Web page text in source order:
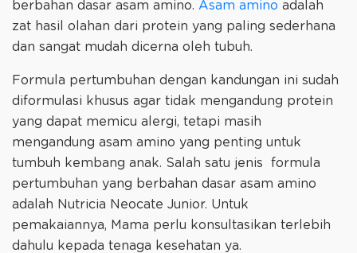
berbahan dasar asam amino. Asam amino adalah
zat hasil olahan dari protein yang paling sederhana
dan sangat mudah dicerna oleh tubuh.
Formula pertumbuhan dengan kandungan ini sudah
diformulasi khusus agar tidak mengandung protein
yang dapat memicu alergi, tetapi masih
mengandung asam amino yang penting untuk
tumbuh kembang anak. Salah satu jenis formula
pertumbuhan yang berbahan dasar asam amino
adalah Nutricia Neocate Junior. Untuk
pemakaiannya, Mama perlu konsultasikan terlebih
dahulu kepada tenaga kesehatan ya.